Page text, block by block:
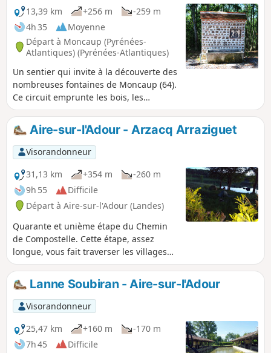
13,39 km
+256 m
-259 m
4h 35
Moyenne
Départ à Moncaup (Pyrénées-
Atlantiques) (Pyrénées-Atlantiques)
Un sentier qui invite à la découverte des
nombreuses fontaines de Moncaup (64).
Ce circuit emprunte les bois, les
prairies, les vignes et vous offre de
belles parties ombragées ainsi que des
points de vue variés. Un circuit à éviter
durant les périodes humides.
Aire-sur-l'Adour - Arzacq Arraziguet
Visorandonneur
31,13 km
+354 m
-260 m
9h 55
Difficile
Départ à Aire-sur-l'Adour (Landes)
Quarante et unième étape du Chemin
de Compostelle. Cette étape, assez
longue, vous fait traverser les villages
de Sensacq puis Pimbo avant d'entrer
dans les Pyrénées-Atlantiques. Ce
département reçoit tous les chemins
vers Compostelle. Vous allez profiter des
paysages des Landes et en fonction de
la visibilité, vous aurez de très belles
vues sur le Tursan et les Pyrénées.
Lanne Soubiran - Aire-sur-l'Adour
Visorandonneur
25,47 km
+160 m
-170 m
7h 45
Difficile